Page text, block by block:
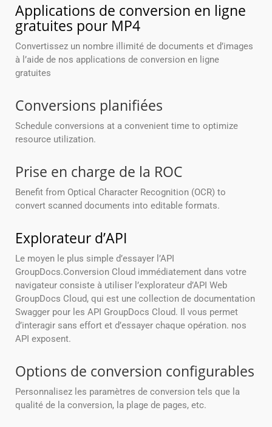
Applications de conversion en ligne
gratuites pour MP4
Convertissez un nombre illimité de documents et d’images
à l’aide de nos applications de conversion en ligne
gratuites
Conversions planifiées
Schedule conversions at a convenient time to optimize
resource utilization.
Prise en charge de la ROC
Benefit from Optical Character Recognition (OCR) to
convert scanned documents into editable formats.
Explorateur d’API
Le moyen le plus simple d’essayer l’API
GroupDocs.Conversion Cloud immédiatement dans votre
navigateur consiste à utiliser l’explorateur d’API Web
GroupDocs Cloud, qui est une collection de documentation
Swagger pour les API GroupDocs Cloud. Il vous permet
d’interagir sans effort et d’essayer chaque opération. nos
API exposent.
Options de conversion configurables
Personnalisez les paramètres de conversion tels que la
qualité de la conversion, la plage de pages, etc.